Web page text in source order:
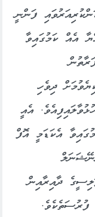
ފަންނީ
އެއް ކަމުގައިވާ
ދިވެހި
އެއީ
އެކަޑަމީ އޮފް
ދާއިރާއިން